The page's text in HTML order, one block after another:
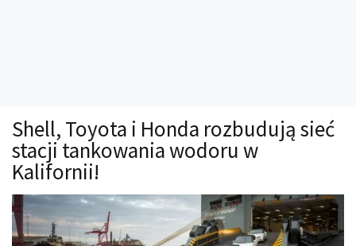
Technika jazdy
Oświetlenie
Kalkulatory
Przelicznik mocy
Auto z niemiec
Shell, Toyota i Honda rozbudują sieć
stacji tankowania wodoru w
Kalifornii!